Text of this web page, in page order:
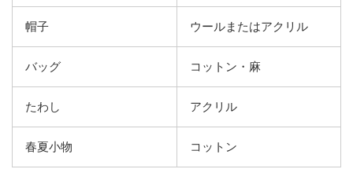
帽子 ウールまたはアクリル
バッグ コットン・麻
たわし アクリル
春夏小物 コットン